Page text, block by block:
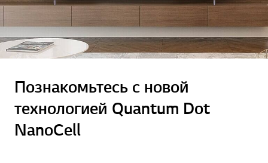
Познакомьтесь с новой
технологией Quantum Dot
NanoCell